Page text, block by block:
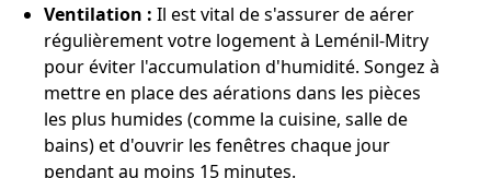
Ventilation : Il est vital de s'assurer de aérer
régulièrement votre logement à Leménil-Mitry
pour éviter l'accumulation d'humidité. Songez à
mettre en place des aérations dans les pièces
les plus humides (comme la cuisine, salle de
bains) et d'ouvrir les fenêtres chaque jour
pendant au moins 15 minutes.